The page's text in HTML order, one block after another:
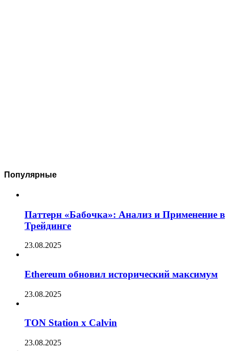
Популярные
Паттерн «Бабочка»: Анализ и Применение в
Трейдинге
23.08.2025
Ethereum обновил исторический максимум
23.08.2025
TON Station x Calvin
23.08.2025